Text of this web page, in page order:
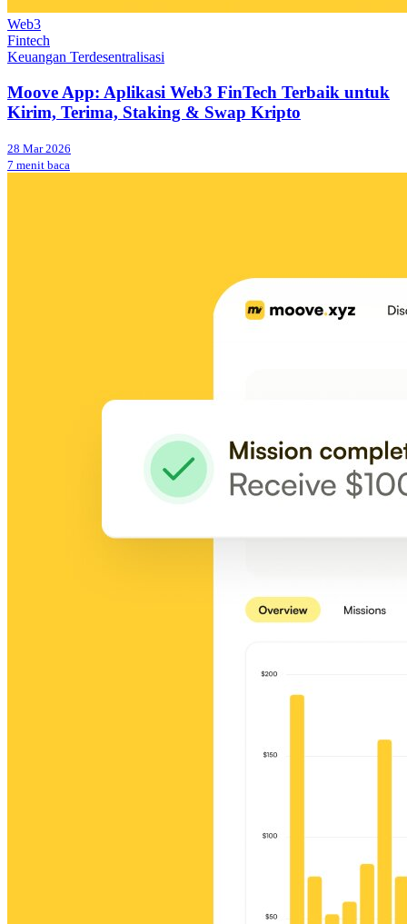
Web3
Fintech
Keuangan Terdesentralisasi
Moove App: Aplikasi Web3 FinTech Terbaik untuk
Kirim, Terima, Staking & Swap Kripto
28 Mar 2026
7 menit baca